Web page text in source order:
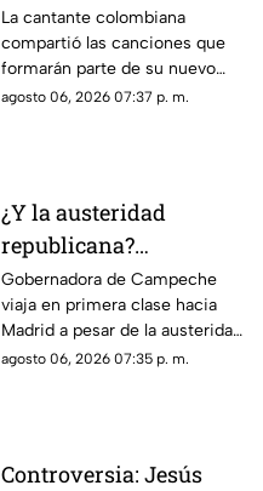
álbum antes de su
lanzamiento; esta es la
lista completa
La cantante colombiana
compartió las canciones que
formarán parte de su nuevo
material de estudio,
agosto 06, 2026 07:37 p. m.
¿Y la austeridad
republicana?
Gobernadora Layda
Sansores viaja en
primera clase hacia
Madrid
Gobernadora de Campeche
viaja en primera clase hacia
Madrid a pesar de la austeridad
republicana.
agosto 06, 2026 07:35 p. m.
Controversia: Jesús